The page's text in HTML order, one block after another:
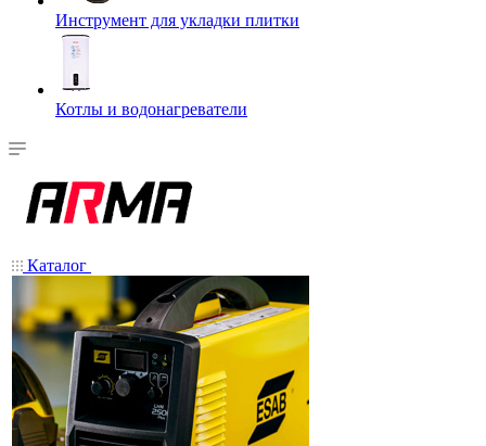
Инструмент для укладки плитки
Котлы и водонагреватели
Каталог